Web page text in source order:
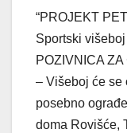
“PROJEKT
Sportski
POZIVNICA
– Višeboj će se
posebno
doma Rovišće,